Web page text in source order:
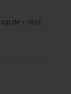
de « n’est